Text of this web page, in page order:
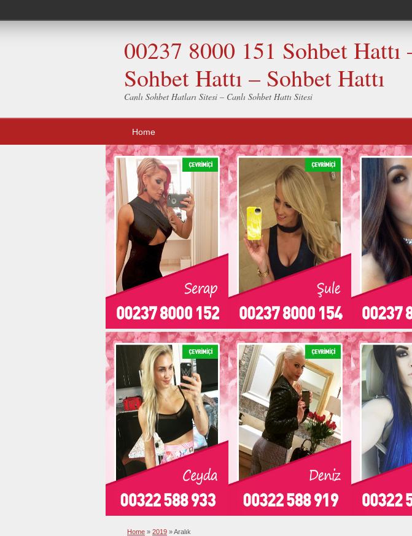
00237 8000 151 Sohbet Hattı
Sohbet Hattı – Sohbet Hattı
Canlı Sohbet Hatları Sitesi – Canlı Sohbet Hattı Sitesi
Home
Home » 2019 »Aralık